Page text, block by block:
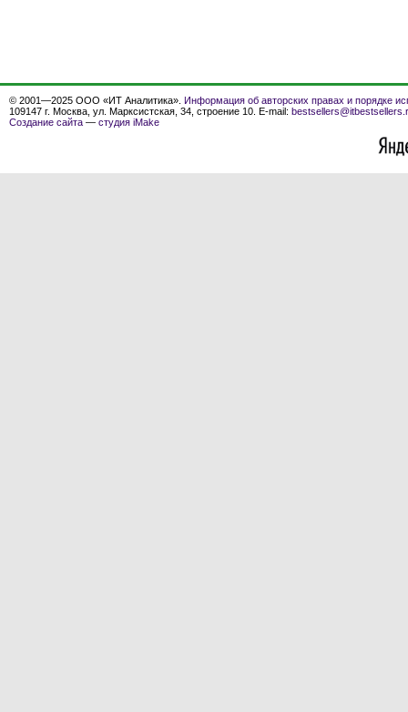
© 2001—2025 ООО «ИТ Аналитика». Информация об авторских правах и порядке
109147 г. Москва, ул. Марксистская, 34, строение 10. E-mail:
Создание сайта — студия iMake